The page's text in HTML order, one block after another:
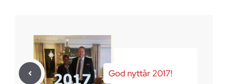
God nyttår 2017!